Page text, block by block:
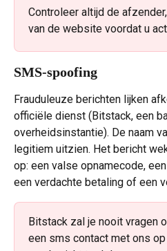
Controleer altijd de
van de website voordat u
SMS-spoofing
Frauduleuze berichten lijken
officiële dienst (Bitstack, een
overheidsinstantie). De naam
legitiem uitzien. Het bericht
op: een valse opnamecode,
een verdachte betaling of een
Bitstack zal je nooit vragen
een sms contact met ons